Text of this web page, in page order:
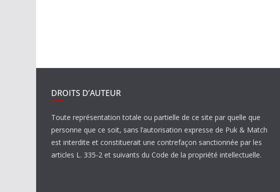
DROITS D’AUTEUR
Toute représentation totale ou partielle de ce site par quelle que
personne que ce soit, sans l’autorisation expresse de Puk & Match
est interdite et constituerait une contrefaçon sanctionnée par les
articles L. 335-2 et suivants du Code de la propriété intellectuelle.